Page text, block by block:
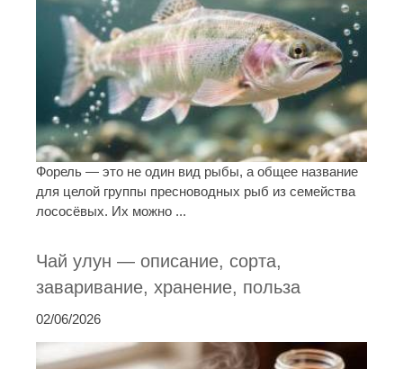
Форель — это не один вид рыбы, а общее название
для целой группы пресноводных рыб из семейства
лососёвых. Их можно ...
Чай улун — описание, сорта,
заваривание, хранение, польза
02/06/2026